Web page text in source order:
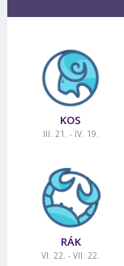
KOS
III. 21. - IV. 19.
RÁK
VI. 22. - VII. 22.